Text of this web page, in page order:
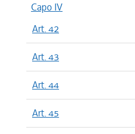
Capo IV
Art. 42
Art. 43
Art. 44
Art. 45